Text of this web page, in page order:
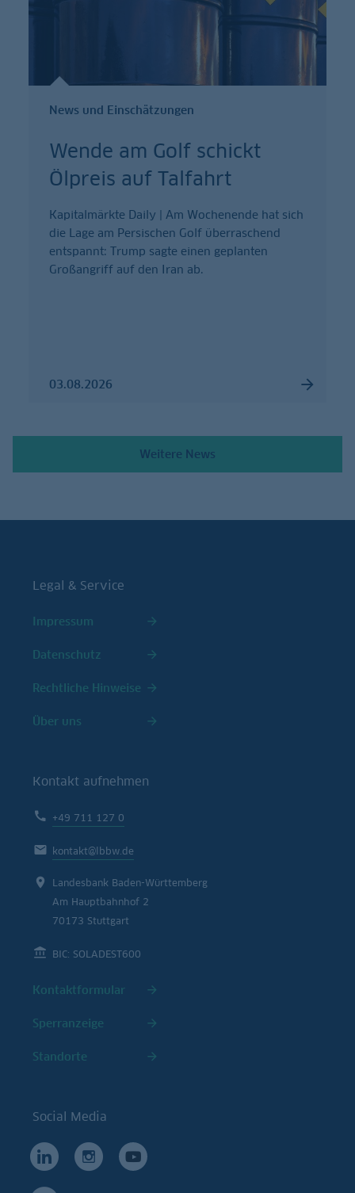
News und Einschätzungen
Wende am Golf schickt
Ölpreis auf Talfahrt
Kapitalmärkte Daily | Am Wochenende hat sich
die Lage am Persischen Golf überraschend
entspannt: Trump sagte einen geplanten
Großangriff auf den Iran ab.
03.08.2026
Weitere News
Legal & Service
Impressum
Datenschutz
Rechtliche Hinweise
Über uns
Kontakt aufnehmen
+49 711 127 0
kontakt@lbbw.de
Landesbank Baden-Württemberg
Am Hauptbahnhof 2
70173 Stuttgart
BIC: SOLADEST600
Kontaktformular
Sperranzeige
Standorte
Social Media